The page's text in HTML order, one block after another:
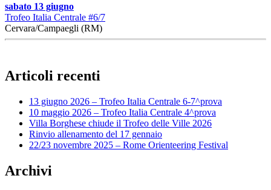
sabato 13 giugno
Trofeo Italia Centrale #6/7
Cervara/Campaegli (RM)
Articoli recenti
13 giugno 2026 – Trofeo Italia Centrale 6-7^prova
10 maggio 2026 – Trofeo Italia Centrale 4^prova
Villa Borghese chiude il Trofeo delle Ville 2026
Rinvio allenamento del 17 gennaio
22/23 novembre 2025 – Rome Orienteering Festival
Archivi